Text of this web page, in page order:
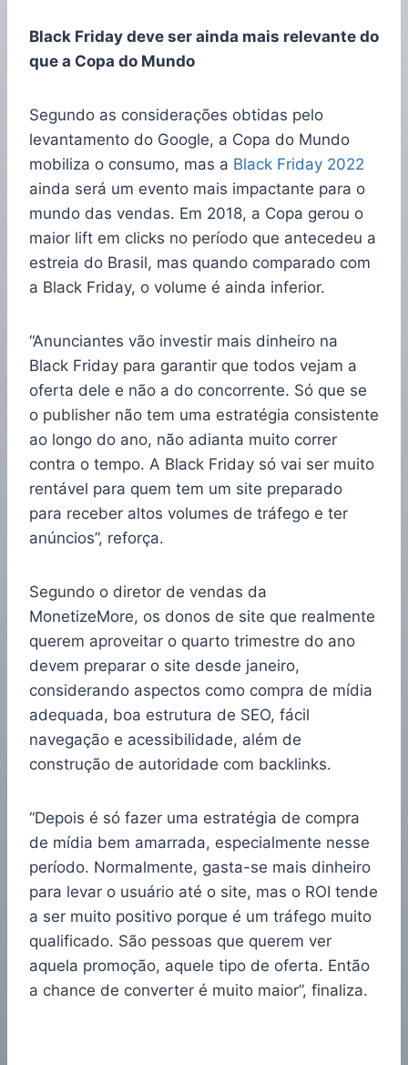
Black Friday deve ser ainda mais relevante do
que a Copa do Mundo
Segundo as considerações obtidas pelo
levantamento do Google, a Copa do Mundo
mobiliza o consumo, mas a Black Friday 2022
ainda será um evento mais impactante para o
mundo das vendas. Em 2018, a Copa gerou o
maior lift em clicks no período que antecedeu a
estreia do Brasil, mas quando comparado com
a Black Friday, o volume é ainda inferior.
“Anunciantes vão investir mais dinheiro na
Black Friday para garantir que todos vejam a
oferta dele e não a do concorrente. Só que se
o publisher não tem uma estratégia consistente
ao longo do ano, não adianta muito correr
contra o tempo. A Black Friday só vai ser muito
rentável para quem tem um site preparado
para receber altos volumes de tráfego e ter
anúncios”, reforça.
Segundo o diretor de vendas da
MonetizeMore, os donos de site que realmente
querem aproveitar o quarto trimestre do ano
devem preparar o site desde janeiro,
considerando aspectos como compra de mídia
adequada, boa estrutura de SEO, fácil
navegação e acessibilidade, além de
construção de autoridade com backlinks.
“Depois é só fazer uma estratégia de compra
de mídia bem amarrada, especialmente nesse
período. Normalmente, gasta-se mais dinheiro
para levar o usuário até o site, mas o ROI tende
a ser muito positivo porque é um tráfego muito
qualificado. São pessoas que querem ver
aquela promoção, aquele tipo de oferta. Então
a chance de converter é muito maior”, finaliza.